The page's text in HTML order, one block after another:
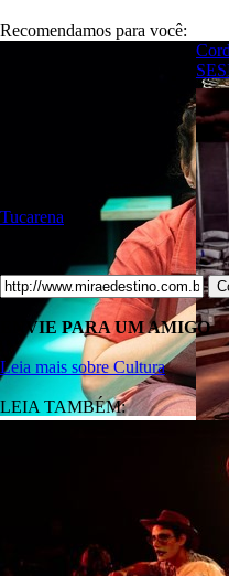
Recomendamos para você:
Tucarena
ENVIE PARA UM AMIGO
Leia mais sobre Cultura
LEIA TAMBÉM: